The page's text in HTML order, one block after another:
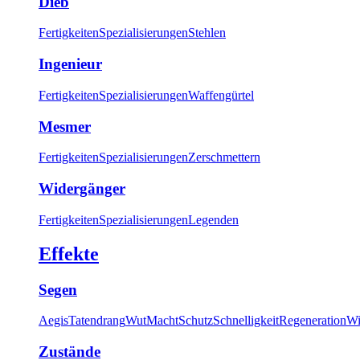
FertigkeitenSpezialisierungenStehlen
Ingenieur
FertigkeitenSpezialisierungenWaffengürtel
Mesmer
FertigkeitenSpezialisierungenZerschmettern
Widergänger
FertigkeitenSpezialisierungenLegenden
Effekte
Segen
AegisTatendrangWutMachtSchutzSchnelligkeitRegeneration
Zustände